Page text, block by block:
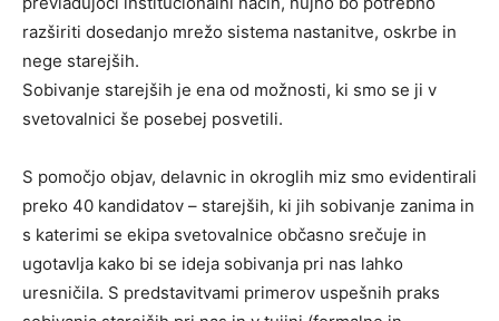
razširiti dosedanjo mrežo sistema nastanitve, oskrbe in
nege starejših.
Sobivanje starejših je ena od možnosti, ki smo se ji v
svetovalnici še posebej posvetili.
S pomočjo objav, delavnic in okroglih miz smo evidentirali
preko 40 kandidatov – starejših, ki jih sobivanje zanima in
s katerimi se ekipa svetovalnice občasno srečuje in
ugotavlja kako bi se ideja sobivanja pri nas lahko
uresničila. S predstavitvami primerov uspešnih praks